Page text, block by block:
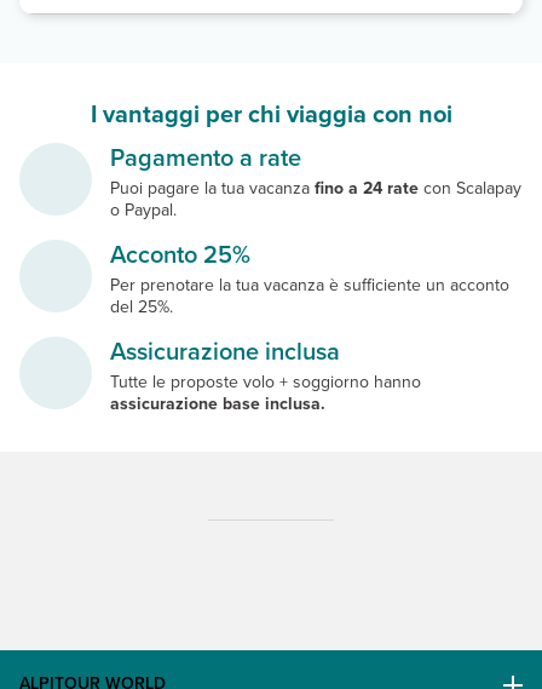
I vantaggi per chi viaggia con noi
Pagamento a rate
Puoi pagare la tua vacanzafino a 24 ratecon Scalapay
o Paypal.
Acconto 25%
Per prenotare la tua vacanza è sufficiente un acconto
del 25%.
Assicurazione inclusa
Tutte le proposte volo + soggiorno hanno
assicurazione base inclusa.
ALPITOUR WORLD